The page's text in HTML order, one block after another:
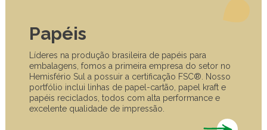
Papéis
Líderes na produção brasileira de papéis para
embalagens, fomos a primeira empresa do setor no
Hemisfério Sul a possuir a certificação FSC®. Nosso
portfólio inclui linhas de papel-cartão, papel kraft e
papéis reciclados, todos com alta performance e
excelente qualidade de impressão.